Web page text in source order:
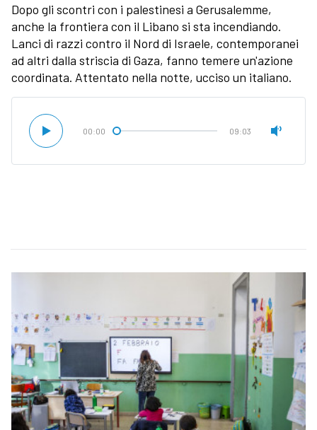
Dopo gli scontri con i palestinesi a Gerusalemme,
anche la frontiera con il Libano si sta incendiando.
Lanci di razzi contro il Nord di Israele, contemporanei
ad altri dalla striscia di Gaza, fanno temere un'azione
coordinata. Attentato nella notte, ucciso un italiano.
00:00 09:03